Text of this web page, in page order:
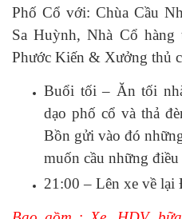
Phố Cổ với: Chùa Cầu
Sa Huỳnh, Nhà Cổ
Phước Kiến & Xưởng thủ
Buổi tối – Ăn tối
dạo phố cổ và thả
Bồn gửi vào đó
muốn cầu những
21:00 – Lên xe về